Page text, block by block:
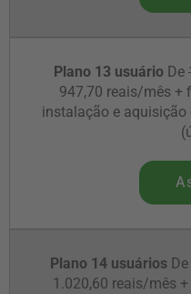
Plano 13 usuário De
947,70 reais/mês +
instalação e aquisição
Plano 14 usuários De
1.020,60 reais/mês